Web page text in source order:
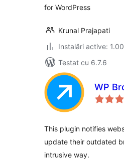
for WordPress
Krunal Prajapati
Instalări active:
Testat cu 6.7.6
WP
This plugin notifies
update their outdated
intrusive way.